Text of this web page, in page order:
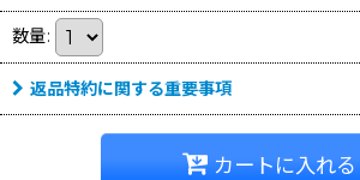
数量:
返品特約に関する重要事項
カートに入れる